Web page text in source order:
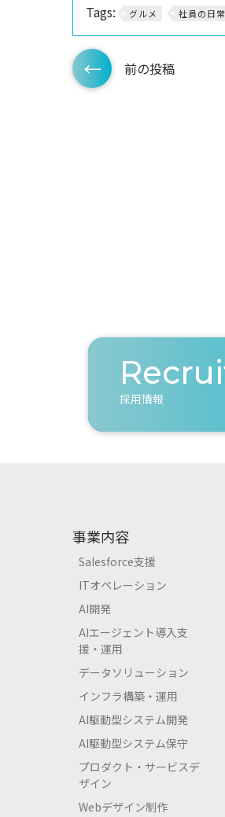
Tags: グルメ 社員の日常
前の投稿
採用情報
事業内容
Salesforce支援
ITオペレーション
AI開発
AIエージェント導入支
援・運用
データソリューション
インフラ構築・運用
AI駆動型システム開発
AI駆動型システム保守
プロダクト・サービスデ
ザイン
Webデザイン制作